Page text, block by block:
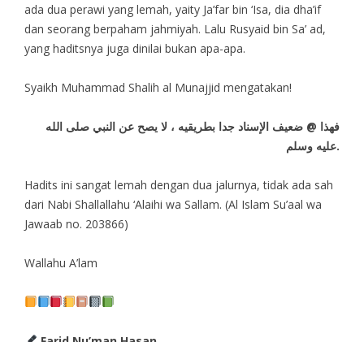
ada dua perawi yang lemah, yaity Ja’far bin ‘Isa, dia dha’if
dan seorang berpaham jahmiyah. Lalu Rusyaid bin Sa’ ad,
yang haditsnya juga dinilai bukan apa-apa.
Syaikh Muhammad Shalih al Munajjid mengatakan!
فهذا @ ضعيف الإسناد جدا بطريقيه ، لا يصح عن النبي صلى الله
عليه وسلم.
Hadits ini sangat lemah dengan dua jalurnya, tidak ada sah
dari Nabi Shallallahu ‘Alaihi wa Sallam. (Al Islam Su’aal wa
Jawaab no. 203866)
Wallahu A’lam